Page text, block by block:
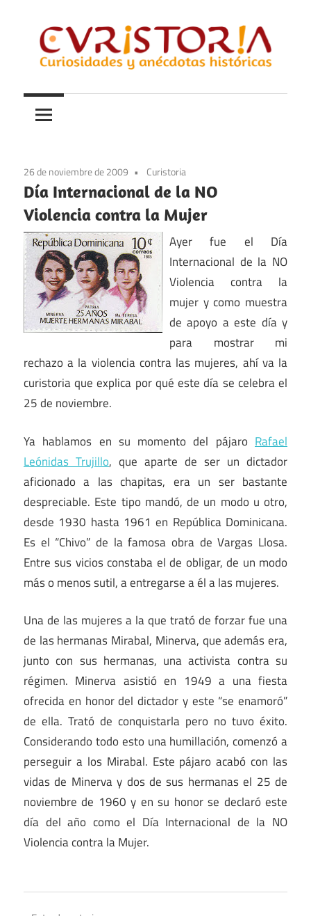
contenido
Curistoria
y
anécdotas
historia
26 de noviembre de 2009 Curistoria
Día Internacional de la NO
Violencia contra la Mujer
Ayer fue el Día
Internacional de la NO
Violencia contra la
mujer y como muestra
de apoyo a este día y
para mostrar mi
rechazo a la violencia contra las mujeres, ahí va la
curistoria que explica por qué este día se celebra el
25 de noviembre.
Ya hablamos en su momento del pájaro Rafael
Leónidas Trujillo, que aparte de ser un dictador
aficionado a las chapitas, era un ser bastante
despreciable. Este tipo mandó, de un modo u otro,
desde 1930 hasta 1961 en República Dominicana.
Es el “Chivo” de la famosa obra de Vargas Llosa.
Entre sus vicios constaba el de obligar, de un modo
más o menos sutil, a entregarse a él a las mujeres.
Una de las mujeres a la que trató de forzar fue una
de las hermanas Mirabal, Minerva, que además era,
junto con sus hermanas, una activista contra su
régimen. Minerva asistió en 1949 a una fiesta
ofrecida en honor del dictador y este “se enamoró”
de ella. Trató de conquistarla pero no tuvo éxito.
Considerando todo esto una humillación, comenzó a
perseguir a los Mirabal. Este pájaro acabó con las
vidas de Minerva y dos de sus hermanas el 25 de
noviembre de 1960 y en su honor se declaró este
día del año como el Día Internacional de la NO
Violencia contra la Mujer.